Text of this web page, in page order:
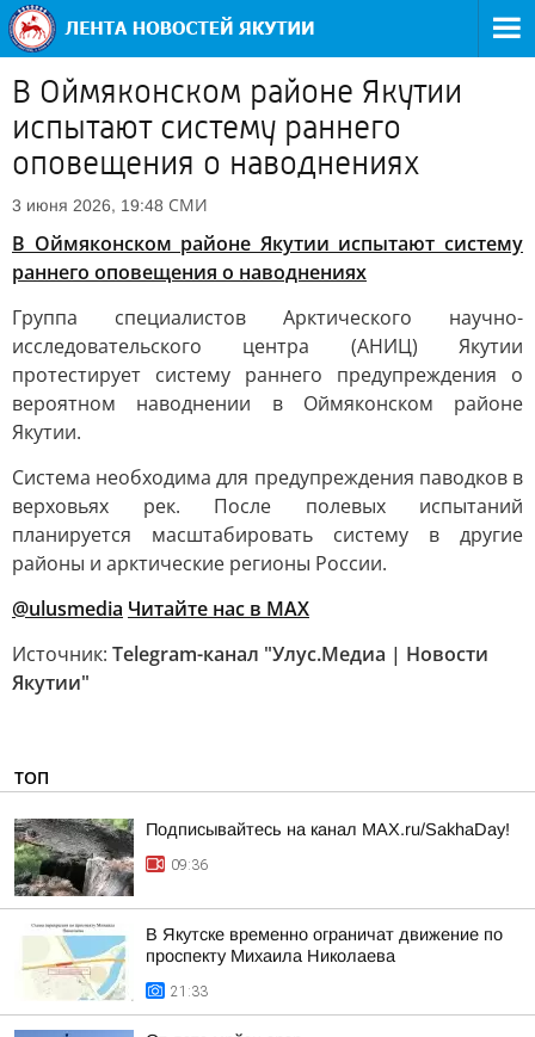
В Оймяконском районе Якутии
испытают систему раннего
оповещения о наводнениях
3 июня 2026, 19:48 СМИ
В Оймяконском районе Якутии испытают систему
раннего оповещения о наводнениях
Группа специалистов Арктического научно-
исследовательского центра (АНИЦ) Якутии
протестирует систему раннего предупреждения о
вероятном наводнении в Оймяконском районе
Якутии.
Система необходима для предупреждения паводков в
верховьях рек. После полевых испытаний
планируется масштабировать систему в другие
районы и арктические регионы России.
@ulusmedia Читайте нас в MAX
Источник: Telegram-канал "Улус.Медиа | Новости
Якутии"
ТОП
Подписывайтесь на канал MAX.ru/SakhaDay!
09:36
В Якутске временно ограничат движение по
проспекту Михаила Николаева
21:33